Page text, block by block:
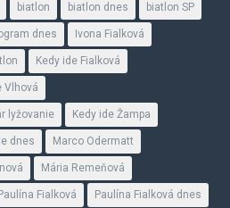
biatlon biatlon dnes biatlon SP
dnes Ivona Fialková
Kedy ide Fialková
Vlhová
lyžovanie Kedy ide Žampa
dnes Marco Odermatt
Mária Remeňová
Paulína Fialková Paulína Fialková dnes